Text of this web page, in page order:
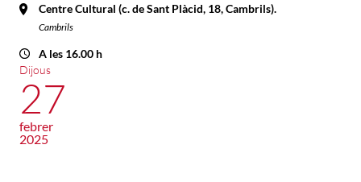
Centre Cultural (c. de Sant Plàcid, 18, Cambrils).
Cambrils
A les 16.00 h
Dijous
27
febrer
2025